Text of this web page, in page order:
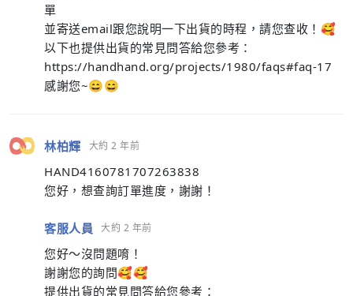
單
並寄送email跟您說明一下出貨的時程，請您查收！🥰
以下也提供出貨的常見問答給您參考：
https://handhand.org/projects/1980/faqs#faq-17
感謝您~😄😄
林柏輝 大約 2 年前
HAND4160781707263838
您好，想查詢訂單進度，謝謝！
客服人員 大約 2 年前
您好～沒問題唷！
謝謝您的詢問🥰🥰
提供出貨的常見問答給您參考：